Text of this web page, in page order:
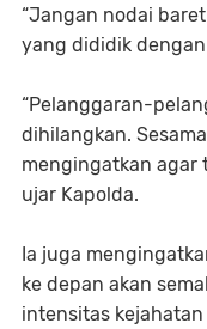
“Jangan nodai
yang dididik
“Pelanggaran-
dihilangkan.
mengingatkan agar
ujar Kapolda.
Ia juga
ke depan akan
intensitas